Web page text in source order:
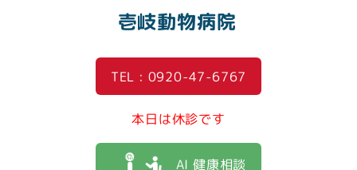
壱岐動物病院
TEL : 0920-47-6767
本日は休診です
AI 健康相談